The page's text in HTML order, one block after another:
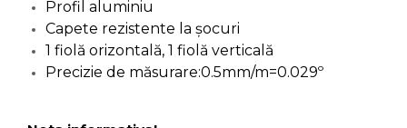
Capre & Suporti Auto
Pat Mobil Auto
Cric Hidraulic
Profil aluminiu
Capete rezistente la șocuri
1 fiolă orizontală, 1 fiolă verticală
Precizie de măsurare:0.5mm/m=0.029º